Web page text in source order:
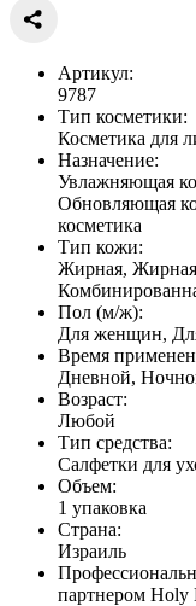
Артикул:
9787
Тип косметики:
Косметика для
Назначение:
Увлажняющая
Обновляющая
косметика
Тип кожи:
Жирная, Жирная
Пол (м/ж):
Для женщин,
Время
Дневной,
Возраст:
Любой
Тип средства:
Салфетки для
Объем:
1 упаковка
Страна:
Израиль
партнером Holy